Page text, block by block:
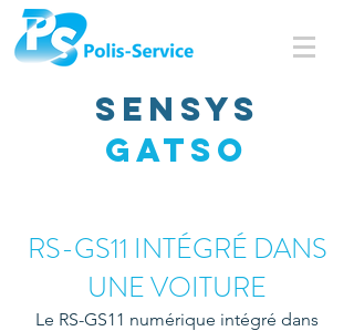
Sensys
Gatso
RS-GS11 INTÉGRÉ DANS
UNE VOITURE
Le RS-GS11 numérique intégré dans